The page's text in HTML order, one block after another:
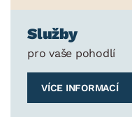
Služby
pro vaše pohodlí
VÍCE INFORMACÍ